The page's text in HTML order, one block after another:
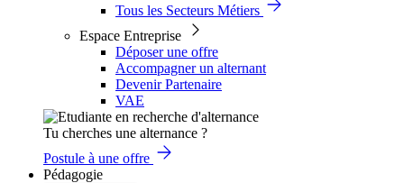
Tous les Secteurs Métiers
Espace Entreprise
Déposer une offre
Accompagner un alternant
Devenir Partenaire
VAE
Tu cherches une alternance ?
Postule à une offre
Pédagogie